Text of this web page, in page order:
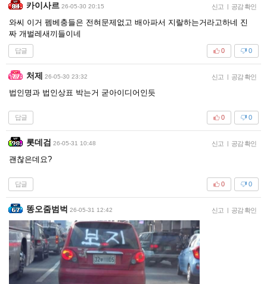
카이사르 26-05-30 20:15 신고 | 공감 확인
와씨 이거 펨베충들은 전혀문제없고 배아파서 지랄하는거라고하네 진
짜 개벌레새끼들이네
답글 0
0
처제 26-05-30 23:32 신고 | 공감 확인
법인명과 법인상표 박는거 굳아이디어인듯
답글 0
0
롯데검 26-05-31 10:48 신고 | 공감 확인
괜찮은데요?
답글 0
0
똥오줌범벅 26-05-31 12:42 신고 | 공감 확인